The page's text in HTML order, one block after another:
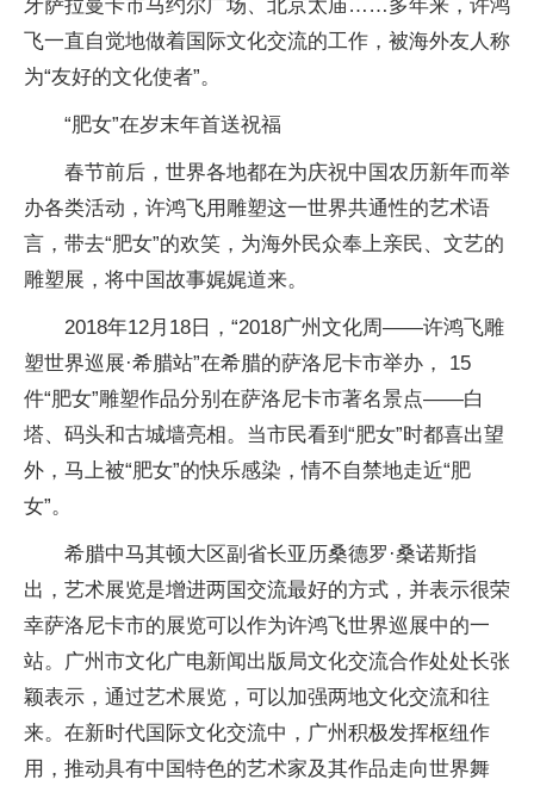
牙萨拉曼卡市马约尔广场、北京太庙……多年来，许鸿
飞一直自觉地做着国际文化交流的工作，被海外友人称
为“友好的文化使者”。
“肥女”在岁末年首送祝福
春节前后，世界各地都在为庆祝中国农历新年而举
办各类活动，许鸿飞用雕塑这一世界共通性的艺术语
言，带去“肥女”的欢笑，为海外民众奉上亲民、文艺的
雕塑展，将中国故事娓娓道来。
2018年12月18日，“2018广州文化周——许鸿飞雕
塑世界巡展·希腊站”在希腊的萨洛尼卡市举办， 15
件“肥女”雕塑作品分别在萨洛尼卡市著名景点——白
塔、码头和古城墙亮相。当市民看到“肥女”时都喜出望
外，马上被“肥女”的快乐感染，情不自禁地走近“肥
女”。
希腊中马其顿大区副省长亚历桑德罗·桑诺斯指
出，艺术展览是增进两国交流最好的方式，并表示很荣
幸萨洛尼卡市的展览可以作为许鸿飞世界巡展中的一
站。广州市文化广电新闻出版局文化交流合作处处长张
颖表示，通过艺术展览，可以加强两地文化交流和往
来。在新时代国际文化交流中，广州积极发挥枢纽作
用，推动具有中国特色的艺术家及其作品走向世界舞